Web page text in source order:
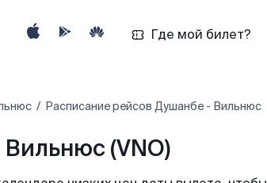
Где мой билет?
Расписание рейсов Душанбе - Вильнюс
(VNO)